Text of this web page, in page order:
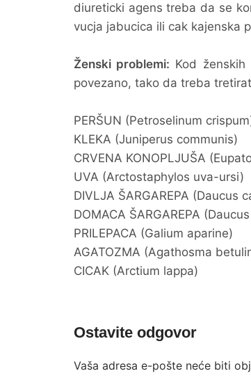
diureticki agens treba da se
vucja jabucica ili cak kajenska
Ženski problemi: Kod
povezano, tako da treba
PERŠUN (Petroselinum
KLEKA (Juniperus communis)
CRVENA KONOPLJUŠA
UVA (Arctostaphylos uva-ursi)
DIVLJA ŠARGAREPA (Daucus
DOMACA ŠARGAREPA
PRILEPACA (Galium aparine)
AGATOZMA (Agathosma
CICAK (Arctium lappa)
Ostavite odgovor
Vaša adresa e-pošte neće biti